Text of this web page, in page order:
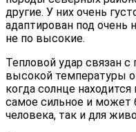
другие. У них очень
адаптирован под очень
не по высокие.
Тепловой удар связан
высокой температуры
когда солнце
самое сильное и
человека, так и для